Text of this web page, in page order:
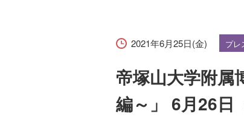
2021年6月25日(金) プレ
帝塚山大学附
編～」 6月26日